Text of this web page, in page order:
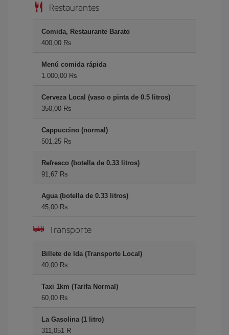
Restaurantes
Comida, Restaurante Barato
400,00 Rs
Menú comida rápida
1.000,00 Rs
Cerveza Local (vaso o pinta de 0.5 litros)
350,00 Rs
Cappuccino (normal)
501,25 Rs
Refresco (botella de 0.33 litros)
91,67 Rs
Agua (botella de 0.33 litros)
45,00 Rs
Transporte
Billete de Ida (Transporte Local)
40,00 Rs
Taxi 1km (Tarifa Normal)
60,00 Rs
La Gasolina (1 litro)
311,051 R